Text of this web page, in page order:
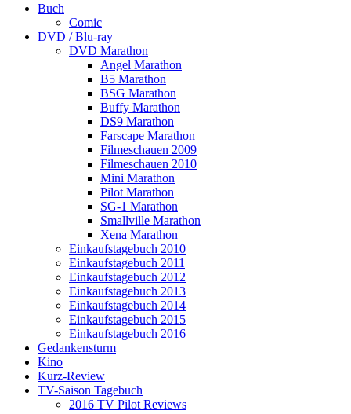
Buch
Comic
DVD / Blu-ray
DVD Marathon
Angel Marathon
B5 Marathon
BSG Marathon
Buffy Marathon
DS9 Marathon
Farscape Marathon
Filmeschauen 2009
Filmeschauen 2010
Mini Marathon
Pilot Marathon
SG-1 Marathon
Smallville Marathon
Xena Marathon
Einkaufstagebuch 2010
Einkaufstagebuch 2011
Einkaufstagebuch 2012
Einkaufstagebuch 2013
Einkaufstagebuch 2014
Einkaufstagebuch 2015
Einkaufstagebuch 2016
Gedankensturm
Kino
Kurz-Review
TV-Saison Tagebuch
2016 TV Pilot Reviews